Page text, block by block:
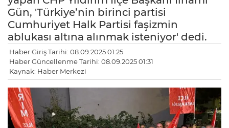
Gün, 'Türkiye’nin birinci partisi
Cumhuriyet Halk Partisi faşizmin
ablukası altına alınmak isteniyor' dedi.
Haber Giriş Tarihi: 08.09.2025 01:25
Haber Güncellenme Tarihi: 08.09.2025 01:31
Kaynak: Haber Merkezi